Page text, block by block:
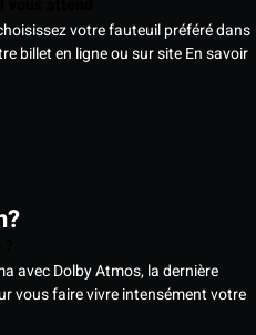
votre fauteuil préféré dans
billet en ligne ou sur siteEn savoir
avec Dolby Atmos, la dernière
vous faire vivre intensément votre